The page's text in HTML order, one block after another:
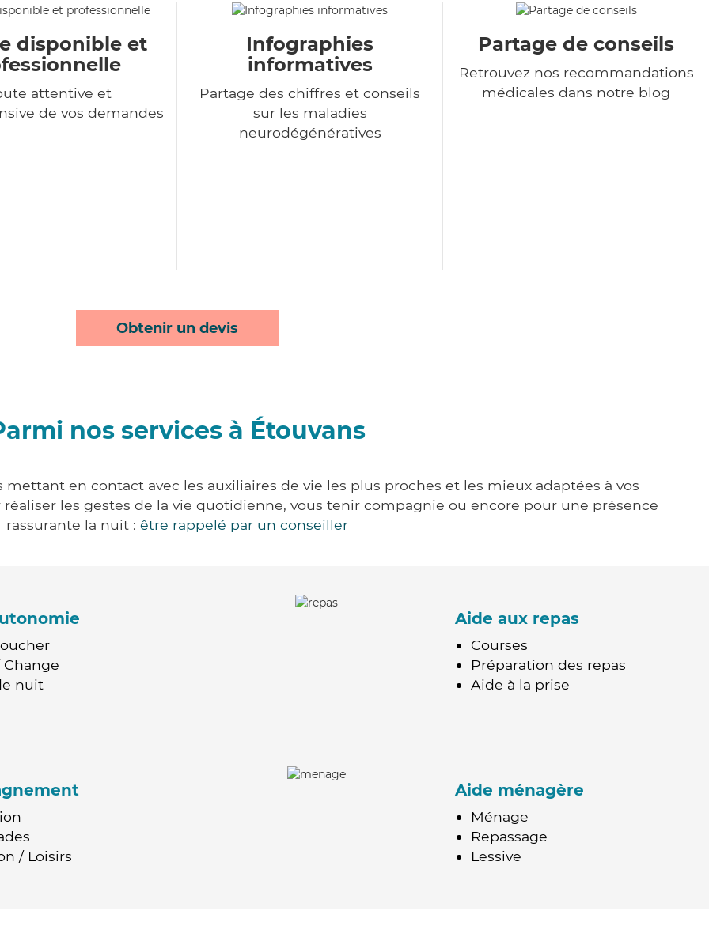
disponible et
attentive et
de vos demandes
Infographies
informatives
Partage des chiffres et conseils
sur les maladies
neurodégénératives
Partage de conseils
Retrouvez nos recommandations
médicales dans notre blog
Obtenir un devis
nos services à Étouvans
en contact avec les auxiliaires de vie les plus proches et les mieux adaptées à vos
les gestes de la vie quotidienne, vous tenir compagnie ou encore pour une présence
rassurante la nuit : être rappelé par un conseiller
nuit
Aide aux repas
Courses
Préparation des repas
Aide à la prise
/ Loisirs
Aide ménagère
Ménage
Repassage
Lessive